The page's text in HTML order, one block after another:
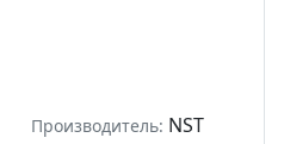
Производитель: NST